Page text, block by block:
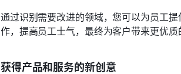
通过识别需要改进的领域，您可以为员工
作，提高员工士气，最终为客户带来更优质
获得产品和服务的新创意